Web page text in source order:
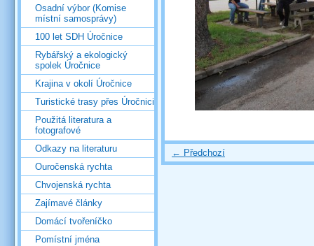
← Předchozí
Osadní výbor (Komise
místní samosprávy)
100 let SDH Úročnice
Rybářský a ekologický
spolek Úročnice
Krajina v okolí Úročnice
Turistické trasy přes Úročnici
Použitá literatura a
fotografové
Odkazy na literaturu
Ouročenská rychta
Chvojenská rychta
Zajímavé články
Domácí tvořeníčko
Pomístní jména